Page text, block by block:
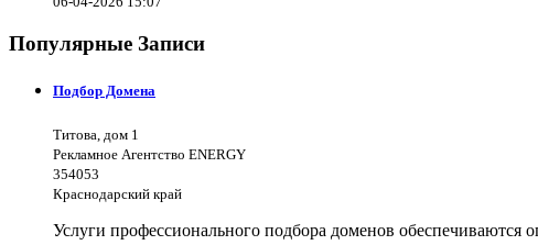
Популярные Записи
Подбор Домена
Титова, дом 1
Рекламное Агентство ENERGY
354053
Краснодарский край
Услуги профессионального подбора доменов